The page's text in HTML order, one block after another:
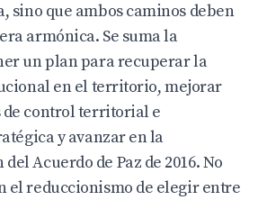
sino que ambos caminos deben
armónica. Se suma la
un plan para recuperar la
en el territorio, mejorar
de control territorial e
y avanzar en la
Acuerdo de Paz de 2016. No
el reduccionismo de elegir entre